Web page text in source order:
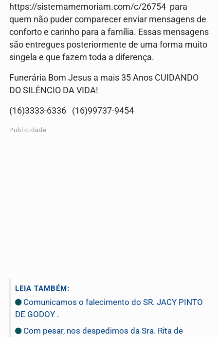
https://sistemamemoriam.com/c/26754 para
quem não puder comparecer enviar mensagens de
conforto e carinho para a família. Essas mensagens
são entregues posteriormente de uma forma muito
singela e que fazem toda a diferença.
Funerária Bom Jesus a mais 35 Anos CUIDANDO
DO SILÊNCIO DA VIDA!
(16)3333-6336 (16)99737-9454
Publicidade
LEIA TAMBÉM:
Comunicamos o falecimento do SR. JACY PINTO
DE GODOY .
Com pesar, nos despedimos da Sra. Rita de